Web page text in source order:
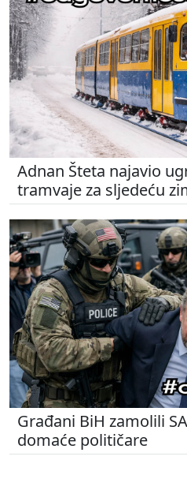
Adnan Šteta najavio
tramvaje za sljedeću
Građani BiH zamolili
domaće političare